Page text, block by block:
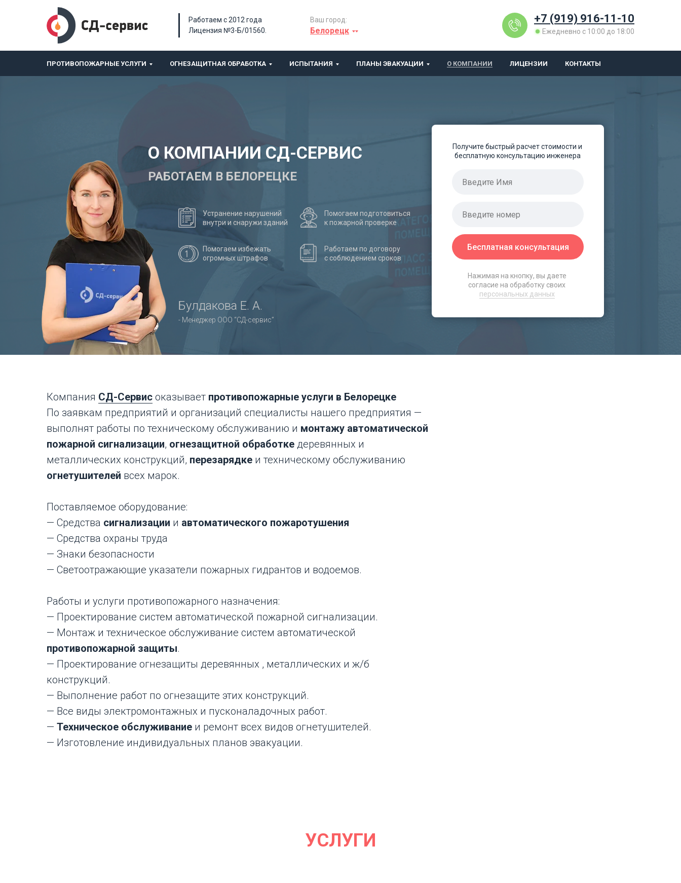
Работаем с 2012 года
Лицензия №3-Б/01560.
+7 (919) 916-11-10
Ваш город:
Ежедневно с 10:00 до 18:00
Белорецк
ПРОТИВОПОЖАРНЫЕ УСЛУГИ ОГНЕЗАЩИТНАЯ ОБРАБОТКА ИСПЫТАНИЯ ПЛАНЫ ЭВАКУАЦИИ О КОМПАНИИ ЛИЦЕНЗИИ КОНТАКТЫ
О КОМПАНИИ СД-СЕРВИС
РАБОТАЕМ В БЕЛОРЕЦКЕ
Булдакова Е. А.
- Менеджер ООО “СД-сервис”
Устранение нарушений
внутри и снаружи зданий
Помогаем избежать
огромных штрафов
Помогаем подготовиться
к пожарной проверке
Работаем по договору
с соблюдением сроков
Бесплатная консультация
Получите быстрый расчет стоимости и
бесплатную консультацию инженера
Нажимая на кнопку, вы даете
согласие на обработку своих
персональных данных
Компания СД-Сервис оказывает противопожарные услуги в Белорецке
По заявкам предприятий и организаций специалисты нашего предприятия —
выполнят работы по техническому обслуживанию и монтажу автоматической
пожарной сигнализации, огнезащитной обработке деревянных и
металлических конструкций, перезарядке и техническому обслуживанию
огнетушителей всех марок.
Поставляемое оборудование:
— Средства сигнализации и автоматического пожаротушения
— Средства охраны труда
— Знаки безопасности
— Светоотражающие указатели пожарных гидрантов и водоемов.
Работы и услуги противопожарного назначения:
— Проектирование систем автоматической пожарной сигнализации.
— Монтаж и техническое обслуживание систем автоматической
противопожарной защиты.
— Проектирование огнезащиты деревянных , металлических и ж/б
конструкций.
— Выполнение работ по огнезащите этих конструкций.
— Все виды электромонтажных и пусконаладочных работ.
— Техническое обслуживание и ремонт всех видов огнетушителей.
— Изготовление индивидуальных планов эвакуации.
УСЛУГИ